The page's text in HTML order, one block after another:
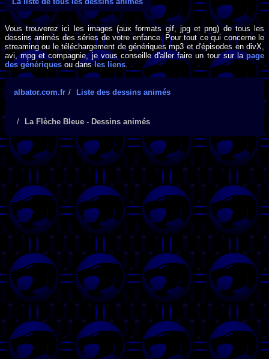
Vous trouverez ici les images (aux formats gif, jpg et png) de tous les
dessins animés des séries de votre enfance. Pour tout ce qui concerne le
streaming ou le téléchargement de génériques mp3 et d'épisodes en divX,
avi, mpg et compagnie, je vous conseille d'aller faire un tour sur lapage
des génériques ou dansles liens.
albator.com.fr Liste des dessins animés
La Flèche Bleue - Dessins animés